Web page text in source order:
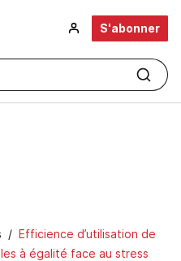
S'abonner
Efficience d’utilisation de
à égalité face au stress